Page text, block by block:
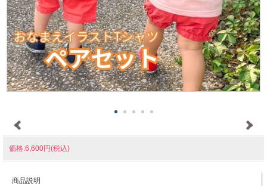
価格:6,600円(税込)
商品説明